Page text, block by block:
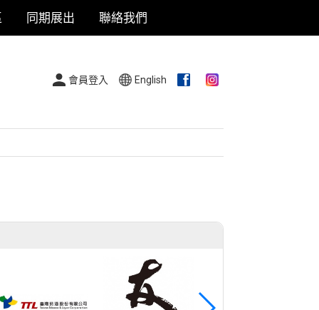
同期展出 聯絡我們
會員登入 English